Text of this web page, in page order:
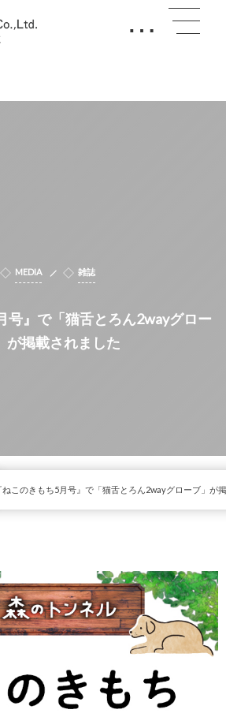
…
MEDIA 雑誌
号』で「猫舌とろん2wayグロー
が掲載されました
ねこのきもち5月号』で「猫舌とろん2wayグローブ」が